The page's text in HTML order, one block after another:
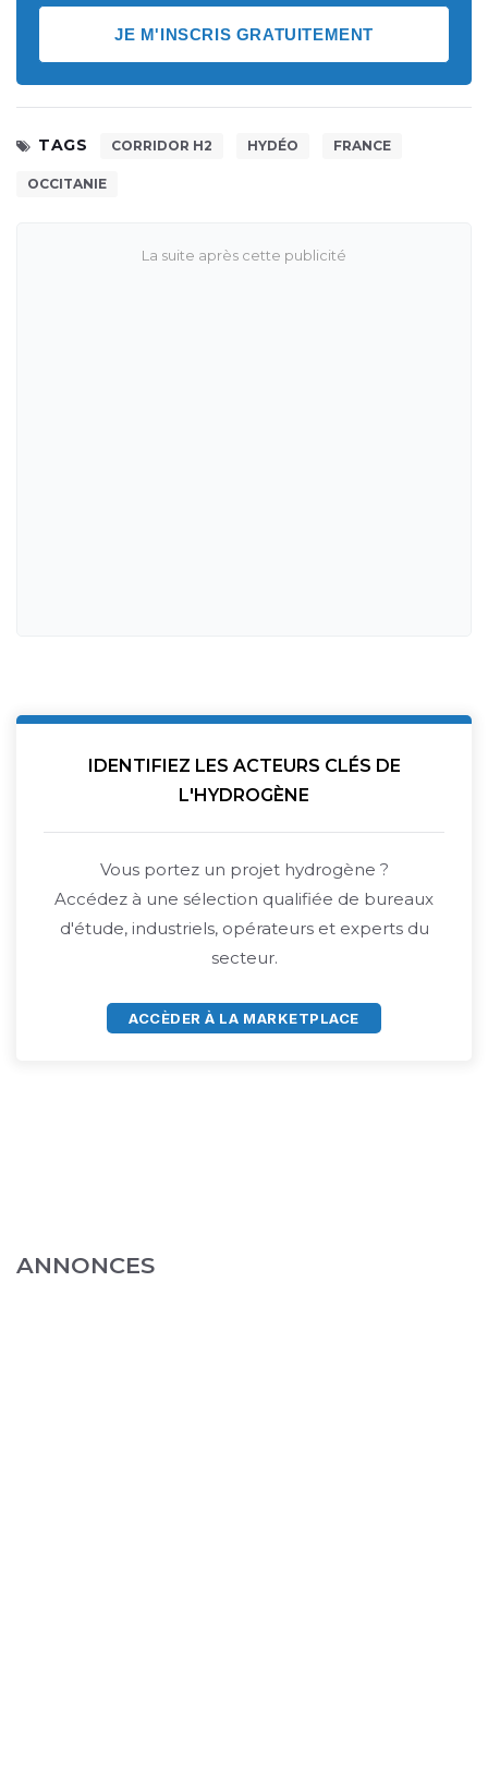
JE M'INSCRIS GRATUITEMENT
TAGS CORRIDOR H2 HYDÉO FRANCE
OCCITANIE
IDENTIFIEZ LES ACTEURS CLÉS DE
L'HYDROGÈNE
Vous portez un projet hydrogène ?
Accédez à une sélection qualifiée de bureaux
d'étude, industriels, opérateurs et experts du
secteur.
ACCÈDER À LA MARKETPLACE
ANNONCES